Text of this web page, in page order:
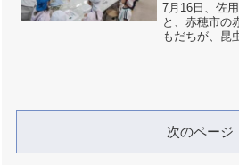
7月16日、佐
と、赤穂市の
もだちが、昆
早くには少
なが来てく
次のページ